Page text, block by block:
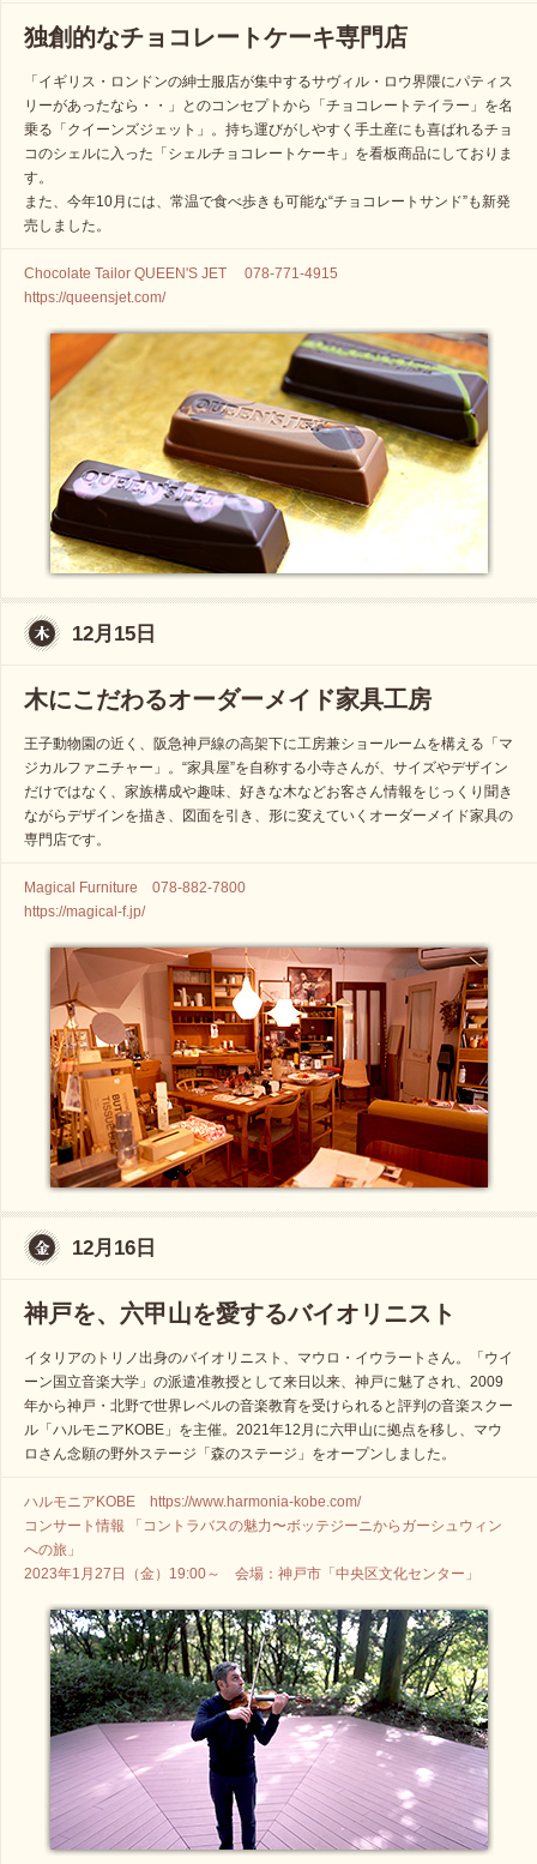
独創的なチョコレートケーキ専門店
「イギリス・ロンドンの紳士服店が集中するサヴィル・ロウ界隈にパティス
リーがあったなら・・」とのコンセプトから「チョコレートテイラー」を名
乗る「クイーンズジェット」。持ち運びがしやすく手土産にも喜ばれるチョ
コのシェルに入った「シェルチョコレートケーキ」を看板商品にしておりま
す。
また、今年10月には、常温で食べ歩きも可能な“チョコレートサンド”も新発
売しました。
Chocolate Tailor QUEEN'S JET 078-771-4915
https://queensjet.com/
12月15日
木にこだわるオーダーメイド家具工房
王子動物園の近く、阪急神戸線の高架下に工房兼ショールームを構える「マ
ジカルファニチャー」。“家具屋”を自称する小寺さんが、サイズやデザイン
だけではなく、家族構成や趣味、好きな木などお客さん情報をじっくり聞き
ながらデザインを描き、図面を引き、形に変えていくオーダーメイド家具の
専門店です。
Magical Furniture 078-882-7800
https://magical-f.jp/
12月16日
神戸を、六甲山を愛するバイオリニスト
イタリアのトリノ出身のバイオリニスト、マウロ・イウラートさん。「ウイ
ーン国立音楽大学」の派遣准教授として来日以来、神戸に魅了され、2009
年から神戸・北野で世界レベルの音楽教育を受けられると評判の音楽スクー
ル「ハルモニアKOBE」を主催。2021年12月に六甲山に拠点を移し、マウ
ロさん念願の野外ステージ「森のステージ」をオープンしました。
ハルモニアKOBE https://www.harmonia-kobe.com/
コンサート情報 「コントラバスの魅力〜ボッテジーニからガーシュウィン
への旅」
2023年1月27日（金）19:00～ 会場：神戸市「中央区文化センター」